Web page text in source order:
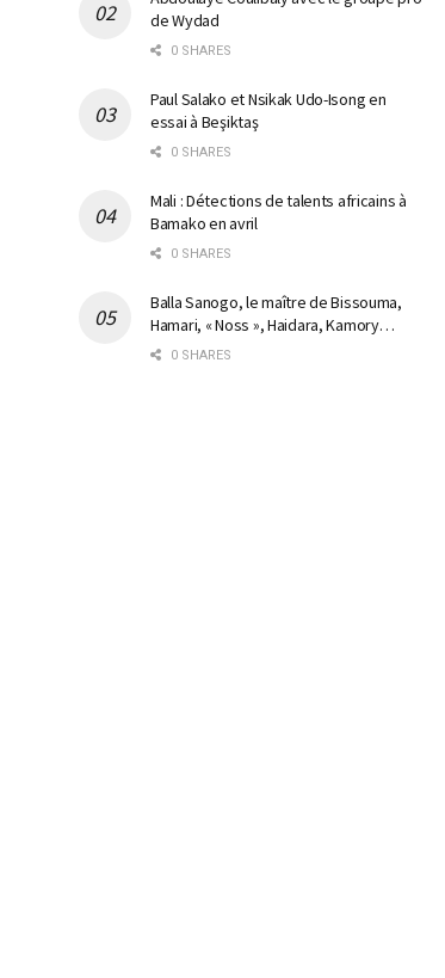
de Wydad
0 SHARES
Paul Salako et Nsikak Udo-Isong en
essai à Beşiktaş
0 SHARES
Mali : Détections de talents africains à
Bamako en avril
0 SHARES
Balla Sanogo, le maître de Bissouma,
Hamari, « Noss », Haidara, Kamory…
0 SHARES